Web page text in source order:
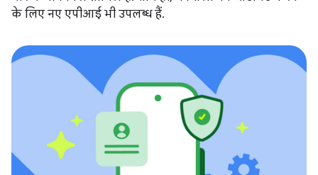
के लिए नए एपीआई भी उपलब्ध हैं.